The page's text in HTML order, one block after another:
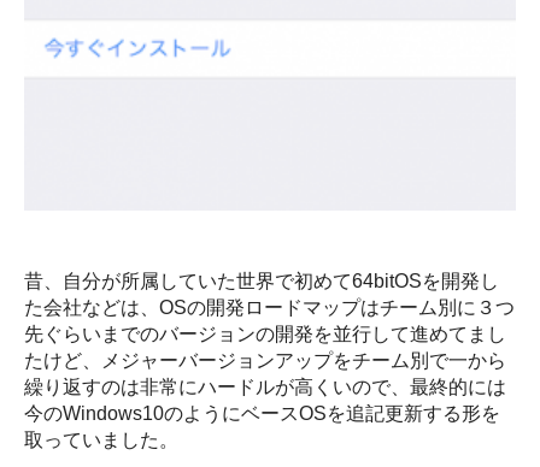
昔、自分が所属していた世界で初めて64bitOSを開発し
た会社などは、OSの開発ロードマップはチーム別に３つ
先ぐらいまでのバージョンの開発を並行して進めてまし
たけど、メジャーバージョンアップをチーム別で一から
繰り返すのは非常にハードルが高くいので、最終的には
今のWindows10のようにベースOSを追記更新する形を
取っていました。